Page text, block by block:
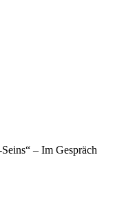
– Im Gespräch